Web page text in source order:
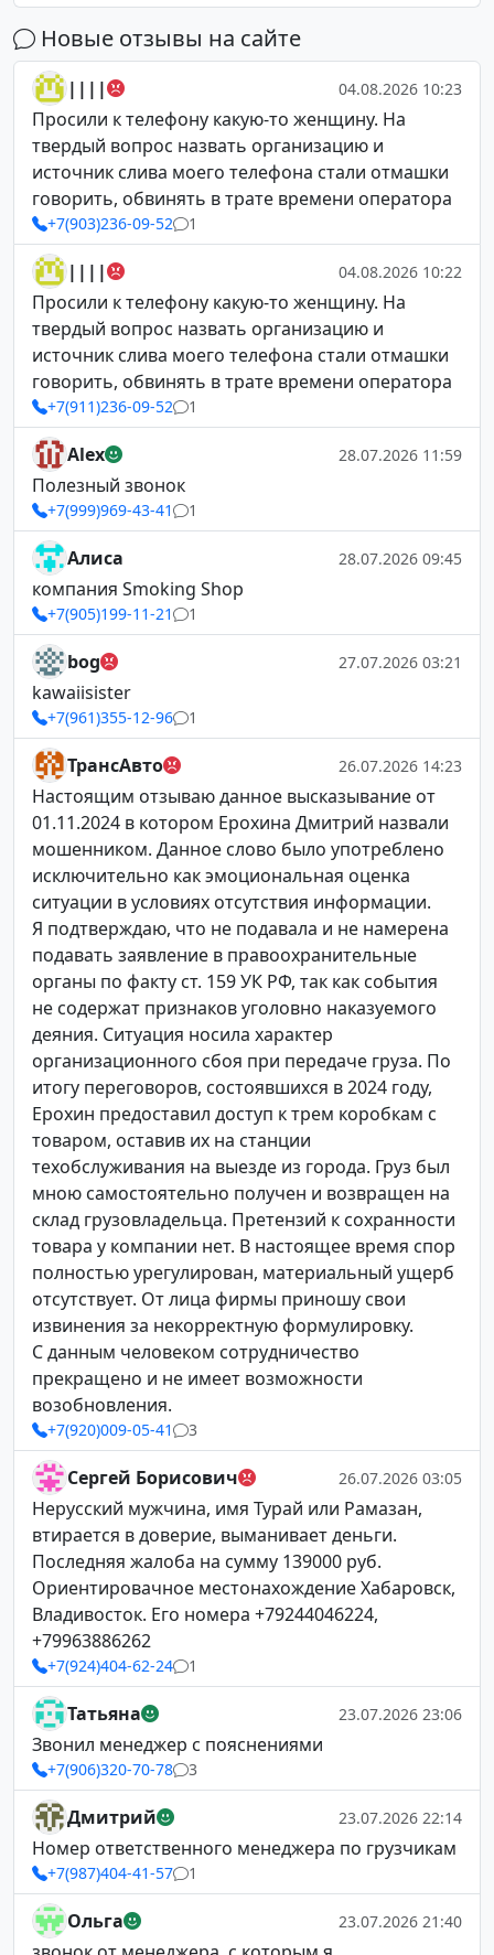
Новые отзывы на сайте
|||| 04.08.2026 10:23
Просили к телефону какую-то женщину. На
твердый вопрос назвать организацию и
источник слива моего телефона стали отмашки
говорить, обвинять в трате времени оператора
+7(903)236-09-52 1
|||| 04.08.2026 10:22
Просили к телефону какую-то женщину. На
твердый вопрос назвать организацию и
источник слива моего телефона стали отмашки
говорить, обвинять в трате времени оператора
+7(911)236-09-52 1
Alex 28.07.2026 11:59
Полезный звонок
+7(999)969-43-41 1
Алиса 28.07.2026 09:45
компания Smoking Shop
+7(905)199-11-21 1
bog 27.07.2026 03:21
kawaiisister
+7(961)355-12-96 1
ТрансАвто 26.07.2026 14:23
Настоящим отзываю данное высказывание от
01.11.2024 в котором Ерохина Дмитрий назвали
мошенником. Данное слово было употреблено
исключительно как эмоциональная оценка
ситуации в условиях отсутствия информации.
Я подтверждаю, что не подавала и не намерена
подавать заявление в правоохранительные
органы по факту ст. 159 УК РФ, так как события
не содержат признаков уголовно наказуемого
деяния. Ситуация носила характер
организационного сбоя при передаче груза. По
итогу переговоров, состоявшихся в 2024 году,
Ерохин предоставил доступ к трем коробкам с
товаром, оставив их на станции
техобслуживания на выезде из города. Груз был
мною самостоятельно получен и возвращен на
склад грузовладельца. Претензий к сохранности
товара у компании нет. В настоящее время спор
полностью урегулирован, материальный ущерб
отсутствует. От лица фирмы приношу свои
извинения за некорректную формулировку.
С данным человеком сотрудничество
прекращено и не имеет возможности
возобновления.
+7(920)009-05-41 3
Сергей Борисович 26.07.2026 03:05
Нерусский мужчина, имя Турай или Рамазан,
втирается в доверие, выманивает деньги.
Последняя жалоба на сумму 139000 руб.
Ориентировачное местонахождение Хабаровск,
Владивосток. Его номера +79244046224,
+79963886262
+7(924)404-62-24 1
Татьяна 23.07.2026 23:06
Звонил менеджер с пояснениями
+7(906)320-70-78 3
Дмитрий 23.07.2026 22:14
Номер ответственного менеджера по грузчикам
+7(987)404-41-57 1
Ольга 23.07.2026 21:40